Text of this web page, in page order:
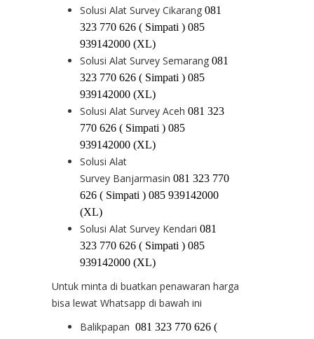
Solusi Alat Survey Cikarang 081
323 770 626 ( Simpati ) 085
939142000 (XL)
Solusi Alat Survey Semarang 081
323 770 626 ( Simpati ) 085
939142000 (XL)
Solusi Alat Survey Aceh 081 323
770 626 ( Simpati ) 085
939142000 (XL)
Solusi Alat
Survey Banjarmasin 081 323 770
626 ( Simpati ) 085 939142000
(XL)
Solusi Alat Survey Kendari 081
323 770 626 ( Simpati ) 085
939142000 (XL)
Untuk minta di buatkan penawaran harga
bisa lewat Whatsapp di bawah ini
Balikpapan 081 323 770 626 (